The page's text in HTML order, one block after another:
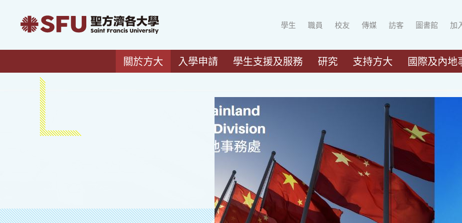
學生 職員 校友 傳媒 訪客 圖書館 加
關於方大 入學申請 學生支援及服務 研究 支持方大 國際及內地